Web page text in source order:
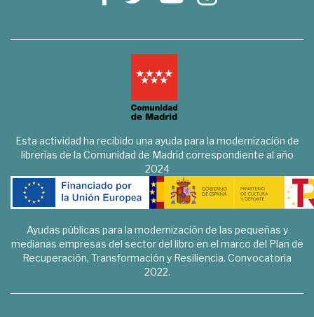
Esta actividad ha recibido una ayuda para la modernización de
librerías de la Comunidad de Madrid correspondiente al año
2024
Ayudas públicas para la modernización de las pequeñas y
medianas empresas del sector del libro en el marco del Plan de
Recuperación, Transformación y Resiliencia. Convocatoria
2022.